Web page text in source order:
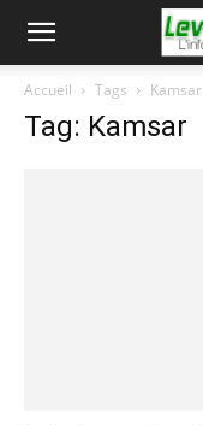
Accueil Tags Kamsar
Tag: Kamsar